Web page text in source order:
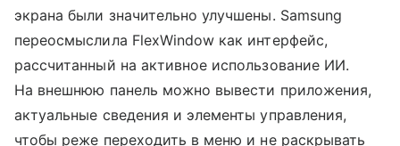
экрана были значительно улучшены. Samsung
переосмыслила FlexWindow как интерфейс,
рассчитанный на активное использование ИИ.
На внешнюю панель можно вывести приложения,
актуальные сведения и элементы управления,
чтобы реже переходить в меню и не раскрывать